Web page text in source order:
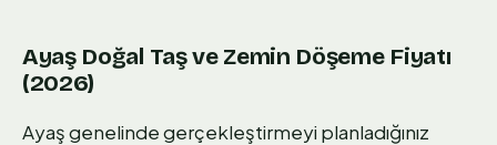
Ayaş Doğal Taş ve Zemin Döşeme Fiyatı
(2026)
Ayaş genelinde gerçekleştirmeyi planladığınız